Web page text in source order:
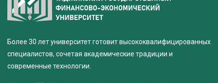
Более 30 лет университет готовит высококвалифицированных
специалистов, сочетая академические традиции и
современные технологии.